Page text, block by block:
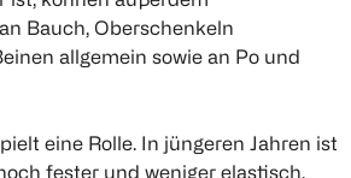
Bauch, Oberschenkeln
allgemein sowie an Po und
eine Rolle. In jüngeren Jahren ist
fester und weniger elastisch,